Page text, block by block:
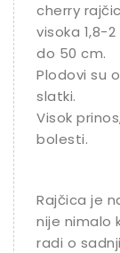
cherry
visoka 1,8-
do 50 cm.
Plodovi su
slatki.
Visok
bolesti.
Rajčica je
nije nimalo
radi o